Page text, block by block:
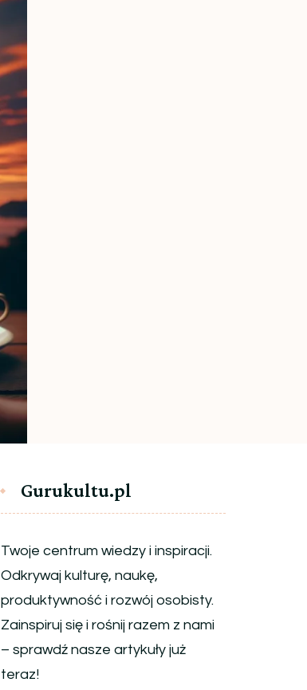
Gurukultu.pl
Twoje centrum wiedzy i inspiracji.
Odkrywaj kulturę, naukę,
produktywność i rozwój osobisty.
Zainspiruj się i rośnij razem z nami
– sprawdź nasze artykuły już
teraz!